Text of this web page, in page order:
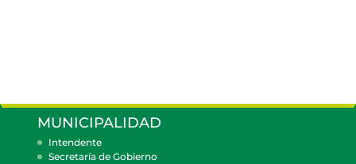
MUNICIPALIDAD
Intendente
Secretaría de Gobierno